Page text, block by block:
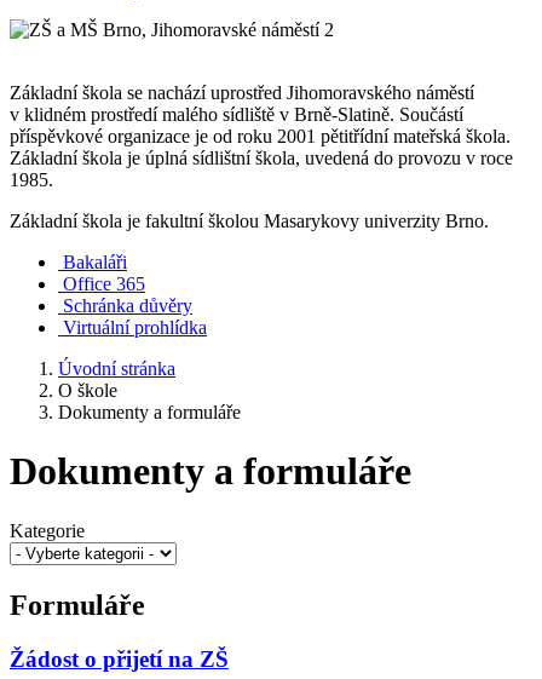
Základní škola se nachází uprostřed Jihomoravského náměstí
v klidném prostředí malého sídliště v Brně-Slatině. Součástí
příspěvkové organizace je od roku 2001 pětitřídní mateřská škola.
Základní škola je úplná sídlištní škola, uvedená do provozu v roce
1985.
Základní škola je fakultní školou Masarykovy univerzity Brno.
Bakaláři
Office 365
Schránka důvěry
Virtuální prohlídka
Úvodní stránka
O škole
Dokumenty a formuláře
Dokumenty a formuláře
Kategorie
Formuláře
Žádost o přijetí na ZŠ